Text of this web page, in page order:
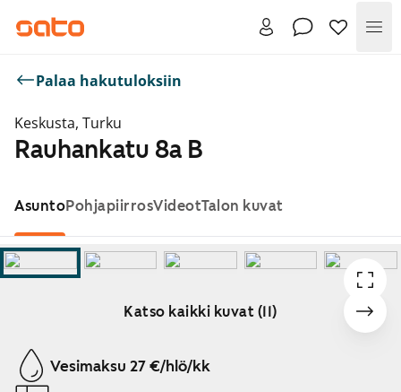
Palaa hakutuloksiin
Keskusta, Turku
Rauhankatu 8a B
AsuntoPohjapiirrosVideotTalon kuvat
Katso kaikki kuvat (11)
Näytetään dia 1 / 11
Vesimaksu 27 €/hlö/kk